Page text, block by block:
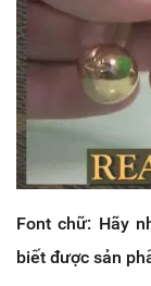
Font chữ: Hãy
biết được sản